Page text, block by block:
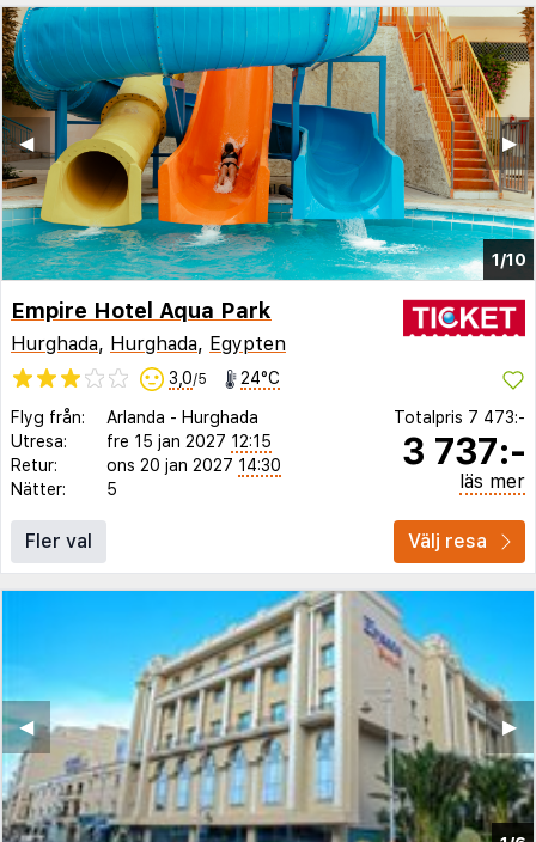
1/10
▶︎
◀︎
Empire Hotel Aqua Park
Hurghada, Hurghada, Egypten
3,0/5 24°C
Flyg från: Arlanda - Hurghada
Utresa:
fre 15 jan 2027 12:15
Retur:
ons 20 jan 2027 14:30
Nätter:
5
Totalpris 7 473:-
3 737:-
läs mer
Fler val Välj resa
▶︎
◀︎